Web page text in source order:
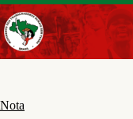
Pular
para
o
conteúdo
Nota